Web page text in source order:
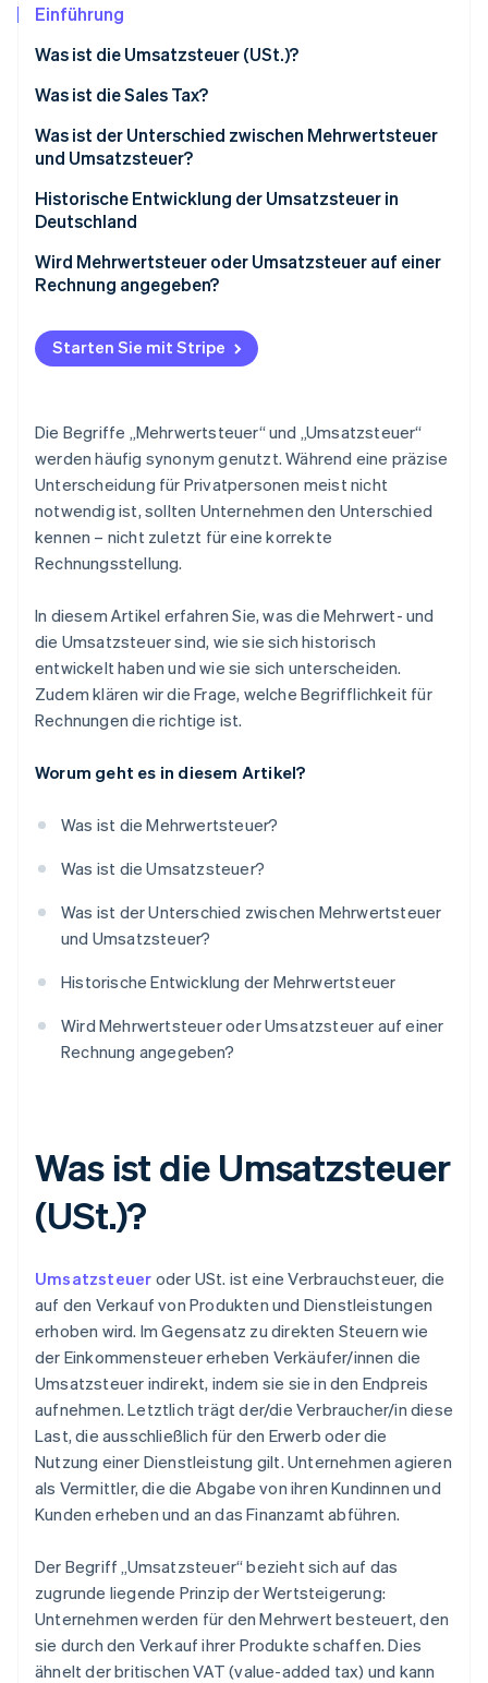
Jetzt ansehen
Einführung
Was ist die Umsatzsteuer (USt.)?
Was ist die Sales Tax?
Was ist der Unterschied zwischen Mehrwertsteuer
und Umsatzsteuer?
Historische Entwicklung der Umsatzsteuer in
Deutschland
Wird Mehrwertsteuer oder Umsatzsteuer auf einer
Rechnung angegeben?
Starten Sie mit Stripe
Die Begriffe „Mehrwertsteuer“ und „Umsatzsteuer“
werden häufig synonym genutzt. Während eine präzise
Unterscheidung für Privatpersonen meist nicht
notwendig ist, sollten Unternehmen den Unterschied
kennen – nicht zuletzt für eine korrekte
Rechnungsstellung.
In diesem Artikel erfahren Sie, was die Mehrwert- und
die Umsatzsteuer sind, wie sie sich historisch
entwickelt haben und wie sie sich unterscheiden.
Zudem klären wir die Frage, welche Begrifflichkeit für
Rechnungen die richtige ist.
Worum geht es in diesem Artikel?
Was ist die Mehrwertsteuer?
Was ist die Umsatzsteuer?
Was ist der Unterschied zwischen Mehrwertsteuer
und Umsatzsteuer?
Historische Entwicklung der Mehrwertsteuer
Wird Mehrwertsteuer oder Umsatzsteuer auf einer
Rechnung angegeben?
Was ist die Umsatzsteuer
(USt.)?
Umsatzsteuer oder USt. ist eine Verbrauchsteuer, die
auf den Verkauf von Produkten und Dienstleistungen
erhoben wird. Im Gegensatz zu direkten Steuern wie
der Einkommensteuer erheben Verkäufer/innen die
Umsatzsteuer indirekt, indem sie sie in den Endpreis
aufnehmen. Letztlich trägt der/die Verbraucher/in diese
Last, die ausschließlich für den Erwerb oder die
Nutzung einer Dienstleistung gilt. Unternehmen agieren
als Vermittler, die die Abgabe von ihren Kundinnen und
Kunden erheben und an das Finanzamt abführen.
Der Begriff „Umsatzsteuer“ bezieht sich auf das
zugrunde liegende Prinzip der Wertsteigerung:
Unternehmen werden für den Mehrwert besteuert, den
sie durch den Verkauf ihrer Produkte schaffen. Dies
ähnelt der britischen VAT (value-added tax) und kann